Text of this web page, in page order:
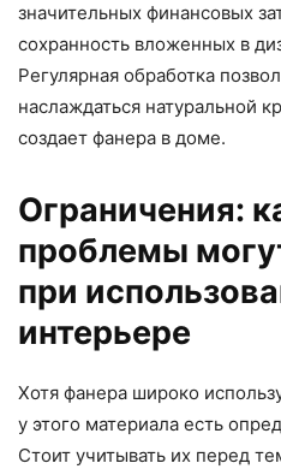
значительных финансовых
сохранность вложенных в
Регулярная обработка
наслаждаться натуральной
создает фанера в доме.
Ограничения:
проблемы
при
интерьере
Хотя фанера широко
у этого материала есть
Стоит учитывать их перед